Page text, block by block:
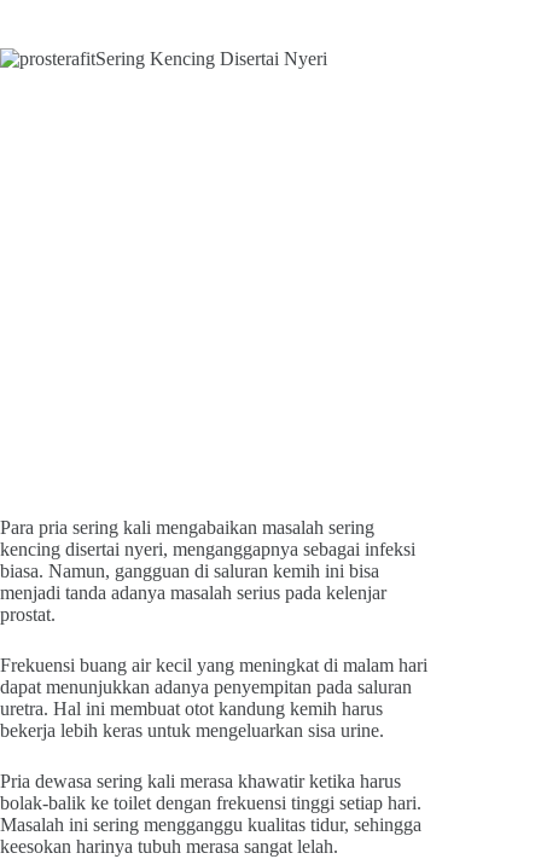
Para pria sering kali mengabaikan masalah sering
kencing disertai nyeri, menganggapnya sebagai infeksi
biasa. Namun, gangguan di saluran kemih ini bisa
menjadi tanda adanya masalah serius pada kelenjar
prostat.
Frekuensi buang air kecil yang meningkat di malam hari
dapat menunjukkan adanya penyempitan pada saluran
uretra. Hal ini membuat otot kandung kemih harus
bekerja lebih keras untuk mengeluarkan sisa urine.
Pria dewasa sering kali merasa khawatir ketika harus
bolak-balik ke toilet dengan frekuensi tinggi setiap hari.
Masalah ini sering mengganggu kualitas tidur, sehingga
keesokan harinya tubuh merasa sangat lelah.